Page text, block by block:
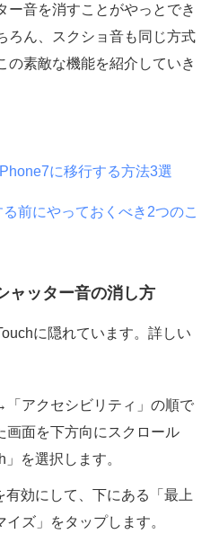
ー音を消すことがやっとでき
ろん、スクショ音も同じ方式
の素敵な機能を紹介していき
に移行する方法3選
前にやっておくべき2つのこ
ャッター音の消し方
に隠れています。詳しい
アクセシビリティ」の順で
画面を下方向にスクロール
を選択します。
有効にして、下にある「最上
ズ」をタップします。